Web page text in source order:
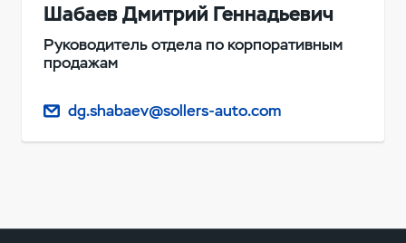
Шабаев Дмитрий Геннадьевич
Руководитель отдела по корпоративным
продажам
dg.shabaev@sollers-auto.com